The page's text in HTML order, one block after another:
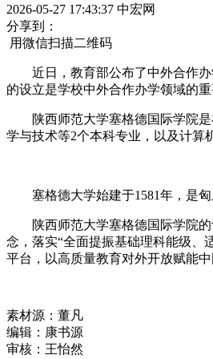
2026-05-27 17:43:37 中宏网
分享到：
用微信扫描二维码
近日，教育部公布了中外合作办
的设立是学校中外合作办学领域的
陕西师范大学塞格德国际学院是
学与技术等2个本科专业，以及计算
塞格德大学始建于1581年，是匈
陕西师范大学塞格德国际学院的
念，落实“全面提振基础理科能级、
平台，以高质量教育对外开放赋能
素材源： 董凡
编辑： 康书源
审核： 王怡然